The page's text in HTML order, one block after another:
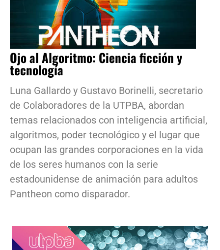
Ojo al Algoritmo: Ciencia ficción y
tecnología
Luna Gallardo y Gustavo Borinelli, secretario
de Colaboradores de la UTPBA, abordan
temas relacionados con inteligencia artificial,
algoritmos, poder tecnológico y el lugar que
ocupan las grandes corporaciones en la vida
de los seres humanos con la serie
estadounidense de animación para adultos
Pantheon como disparador.